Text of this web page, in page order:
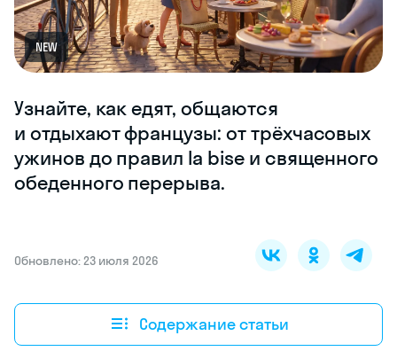
NEW
Узнайте, как едят, общаются
и отдыхают французы: от трёхчасовых
ужинов до правил la bise и священного
обеденного перерыва.
Обновлено: 23 июля 2026
Содержание статьи